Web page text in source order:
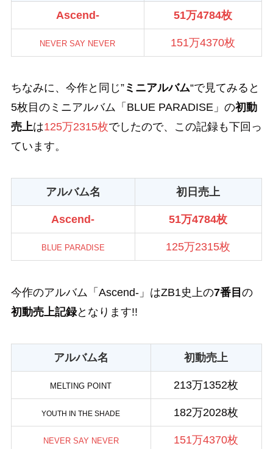
Ascend- 51万4784枚
NEVER SAY NEVER 151万4370枚
ちなみに、今作と同じ”ミニアルバム“で見てみると
5枚目のミニアルバム「BLUE PARADISE」の初動
売上は125万2315枚でしたので、この記録も下回っ
ています。
アルバム名 初日売上
Ascend- 51万4784枚
BLUE PARADISE 125万2315枚
今作のアルバム「Ascend-」はZB1史上の7番目 の
初動売上記録となります!!
アルバム名 初動売上
MELTING POINT 213万1352枚
YOUTH IN THE SHADE 182万2028枚
NEVER SAY NEVER 151万4370枚